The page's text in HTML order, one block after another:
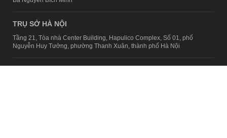
TRỤ SỞ HÀ NỘI
Tầng 21, Tòa nhà Center Building, Hapulico Complex, Số 01, phố
Nguyễn Huy Tưởng, phường Thanh Xuân, thành phố Hà Nội